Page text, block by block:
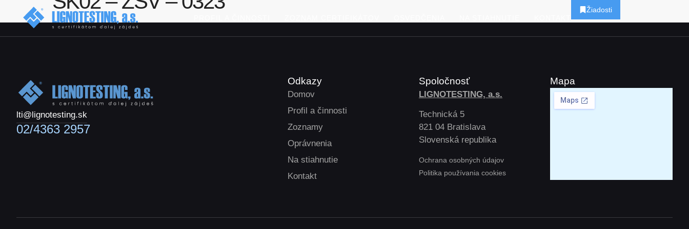
Žiadosti
lti@lignotesting.sk
02/4363 2957
Odkazy
Domov
Profil a činnosti
Zoznamy
Oprávnenia
Na stiahnutie
Kontakt
Spoločnosť
LIGNOTESTING, a.s.
Technická 5
821 04 Bratislava
Slovenská republika
Ochrana osobných údajov
Politika používania cookies
Mapa